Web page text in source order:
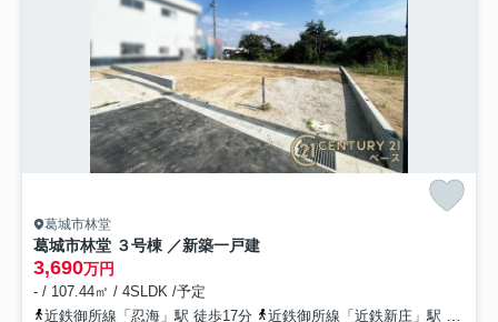
葛城市林堂
葛城市林堂 ３号棟 ／新築一戸建
3,690万円
- / 107.44㎡ / 4SLDK /予定
近鉄御所線「忍海」駅 徒歩17分
近鉄御所線「近鉄新庄」駅 徒歩21分